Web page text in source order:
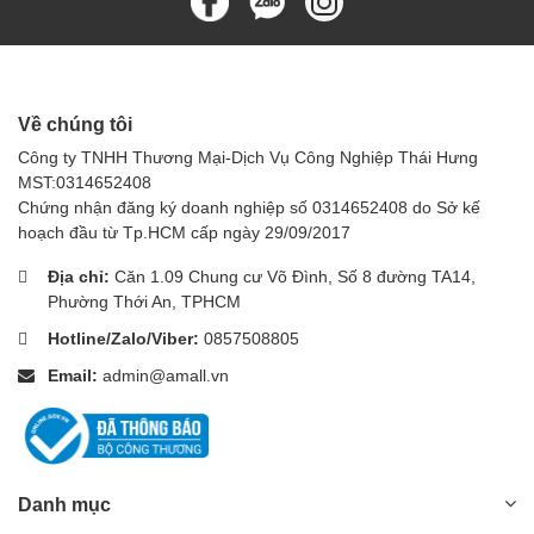
Về chúng tôi
Công ty TNHH Thương Mại-Dịch Vụ Công Nghiệp Thái Hưng
MST:0314652408
Chứng nhận đăng ký doanh nghiệp số 0314652408 do Sở kế
hoạch đầu từ Tp.HCM cấp ngày 29/09/2017
Địa chỉ: Căn 1.09 Chung cư Võ Đình, Số 8 đường TA14,
Phường Thới An, TPHCM
Hotline/Zalo/Viber: 0857508805
Email: admin@amall.vn
Danh mục